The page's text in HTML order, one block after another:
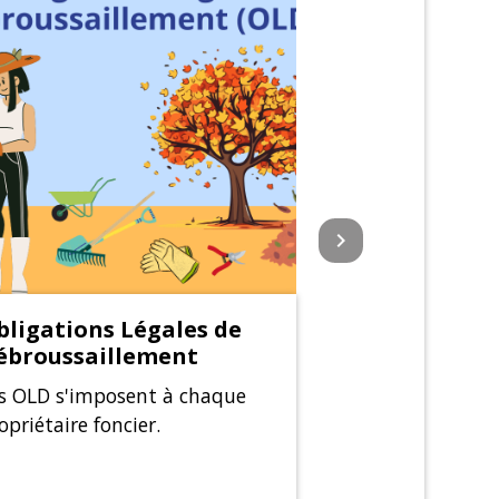
Légales de
OLD s'imposent à chaque
foncier.
keyboard_arrow_right